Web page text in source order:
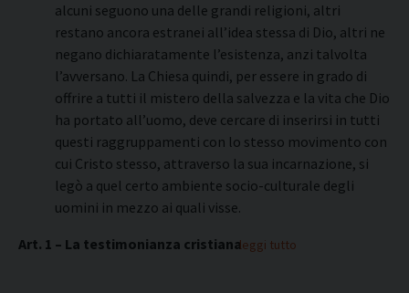
alcuni seguono una delle grandi religioni, altri
restano ancora estranei all’idea stessa di Dio, altri ne
negano dichiaratamente l’esistenza, anzi talvolta
l’avversano. La Chiesa quindi, per essere in grado di
offrire a tutti il mistero della salvezza e la vita che Dio
ha portato all’uomo, deve cercare di inserirsi in tutti
questi raggruppamenti con lo stesso movimento con
cui Cristo stesso, attraverso la sua incarnazione, si
legò a quel certo ambiente socio-culturale degli
uomini in mezzo ai quali visse.
Art. 1 – La testimonianza cristianaleggi tutto